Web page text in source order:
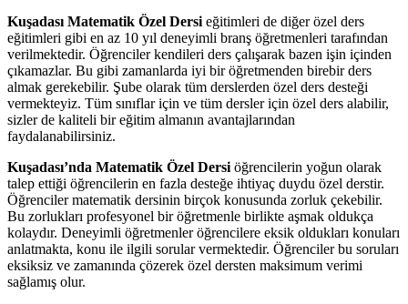
Kuşadası Matematik Özel Dersieğitimleri de diğer özel ders
eğitimleri gibi en az 10 yıl deneyimli branş öğretmenleri tarafından
verilmektedir. Öğrenciler kendileri ders çalışarak bazen işin içinden
çıkamazlar. Bu gibi zamanlarda iyi bir öğretmenden birebir ders
almak gerekebilir. Şube olarak tüm derslerden özel ders desteği
vermekteyiz. Tüm sınıflar için ve tüm dersler için özel ders alabilir,
sizler de kaliteli bir eğitim almanın avantajlarından
faydalanabilirsiniz.
Kuşadası’nda Matematik Özel Dersiöğrencilerin yoğun olarak
talep ettiği öğrencilerin en fazla desteğe ihtiyaç duydu özel derstir.
Öğrenciler matematik dersinin birçok konusunda zorluk çekebilir.
Bu zorlukları profesyonel bir öğretmenle birlikte aşmak oldukça
kolaydır. Deneyimli öğretmenler öğrencilere eksik oldukları konuları
anlatmakta, konu ile ilgili sorular vermektedir. Öğrenciler bu soruları
eksiksiz ve zamanında çözerek özel dersten maksimum verimi
sağlamış olur.